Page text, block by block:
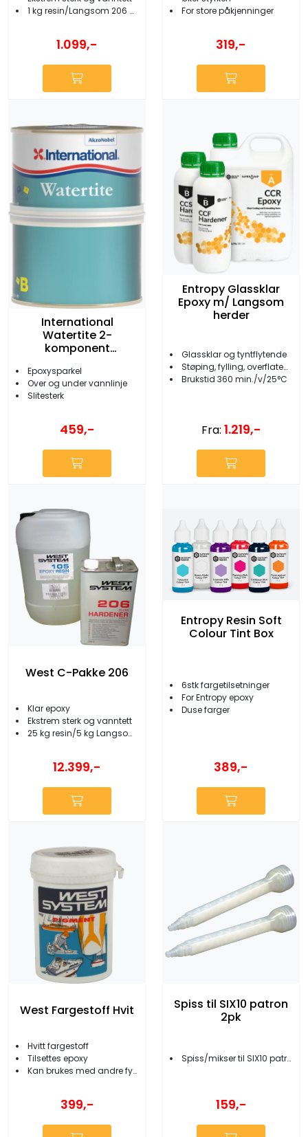
1 kg resin/Langsom 206 herder
1.099,-
For store påkjenninger
319,-
International
Watertite 2-
komponent
Epoxysparkel
Over og under vannlinje
Slitesterk
459,-
Entropy Glassklar
Epoxy m/ Langsom
herder
Glassklar og tyntflytende
Støping, fylling, overflatebehandling
Brukstid 360 min./v/25°C
Fra: 1.219,-
West C-Pakke 206
Klar epoxy
Ekstrem sterk og vanntett
25 kg resin/5 kg Langsom 206 herder
12.399,-
Entropy Resin Soft
Colour Tint Box
6stk fargetilsetninger
For Entropy epoxy
Duse farger
389,-
West Fargestoff Hvit
Hvitt fargestoff
Tilsettes epoxy
Kan brukes med andre fyllstoffer
399,-
Spiss til SIX10 patron
2pk
Spiss/mikser til SIX10 patron (2pk)
159,-